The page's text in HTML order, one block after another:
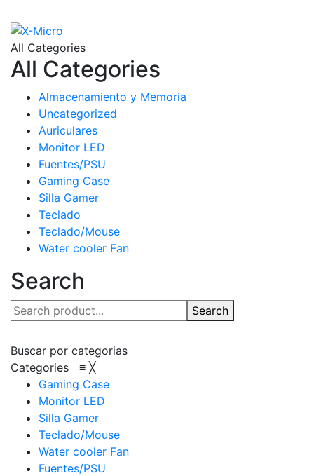
All Categories
All Categories
Almacenamiento y Memoria
Uncategorized
Auriculares
Monitor LED
Fuentes/PSU
Gaming Case
Silla Gamer
Teclado
Teclado/Mouse
Water cooler Fan
Search
Search
Buscar por categorias
Categories ≡ ╳
Gaming Case
Monitor LED
Silla Gamer
Teclado/Mouse
Water cooler Fan
Fuentes/PSU